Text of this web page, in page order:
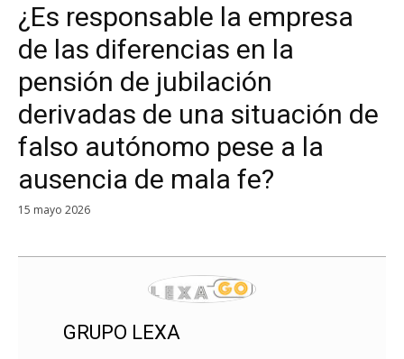
¿Es responsable la empresa
de las diferencias en la
pensión de jubilación
derivadas de una situación de
falso autónomo pese a la
ausencia de mala fe?
15 mayo 2026
GRUPO LEXA